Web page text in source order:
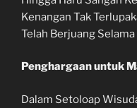
Kenangan Tak
Telah Berjuang
Penghargaan untuk
Dalam Setoloap